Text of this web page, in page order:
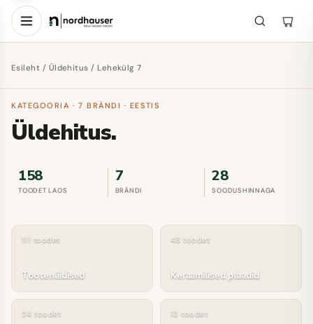
Esileht / Üldehitus / Lehekülg 7
KATEGOORIA · 7 BRÄNDI · EESTIS
Üldehitus.
158
TOODET LAOS
7
BRÄNDI
28
SOODUSHINNAGA
111 toodet
Tootenäidised
48 toodet
Keraamilised plaadid
34 toodet 13 toodet